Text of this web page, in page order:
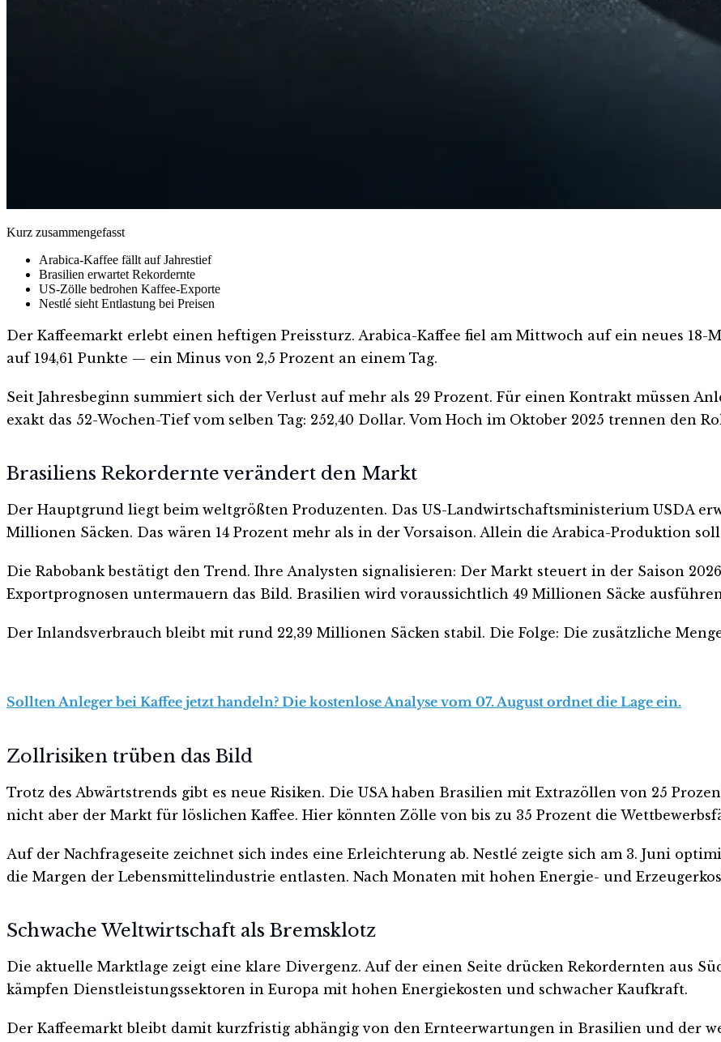
Kurz zusammengefasst
Arabica-Kaffee fällt auf Jahrestief
Brasilien erwartet Rekordernte
US-Zölle bedrohen Kaffee-Exporte
Nestlé sieht Entlastung bei Preisen
Der Kaffeemarkt erlebt einen heftigen Preissturz. Arabica-Kaffee fiel am Mittwoch auf ein neues 18-
auf 194,61 Punkte — ein Minus von 2,5 Prozent an einem Tag.
Seit Jahresbeginn summiert sich der Verlust auf mehr als 29 Prozent. Für einen Kontrakt müssen
exakt das 52-Wochen-Tief vom selben Tag: 252,40 Dollar. Vom Hoch im Oktober 2025 trennen den
Brasiliens Rekordernte verändert den Markt
Der Hauptgrund liegt beim weltgrößten Produzenten. Das US-Landwirtschaftsministerium USDA
Millionen Säcken. Das wären 14 Prozent mehr als in der Vorsaison. Allein die Arabica-Produktion
Die Rabobank bestätigt den Trend. Ihre Analysten signalisieren: Der Markt steuert in der Saison
Exportprognosen untermauern das Bild. Brasilien wird voraussichtlich 49 Millionen Säcke
Der Inlandsverbrauch bleibt mit rund 22,39 Millionen Säcken stabil. Die Folge: Die zusätzliche
Sollten Anleger bei Kaffee jetzt handeln? Die kostenlose Analyse vom 07. August ordnet die Lage ein.
Zollrisiken trüben das Bild
Trotz des Abwärtstrends gibt es neue Risiken. Die USA haben Brasilien mit Extrazöllen von 25
nicht aber der Markt für löslichen Kaffee. Hier könnten Zölle von bis zu 35 Prozent die
Auf der Nachfrageseite zeichnet sich indes eine Erleichterung ab. Nestlé zeigte sich am 3. Juni
die Margen der Lebensmittelindustrie entlasten. Nach Monaten mit hohen Energie- und
Schwache Weltwirtschaft als Bremsklotz
Die aktuelle Marktlage zeigt eine klare Divergenz. Auf der einen Seite drücken Rekordernten aus
kämpfen Dienstleistungssektoren in Europa mit hohen Energiekosten und schwacher Kaufkraft.
Der Kaffeemarkt bleibt damit kurzfristig abhängig von den Ernteerwartungen in Brasilien und der